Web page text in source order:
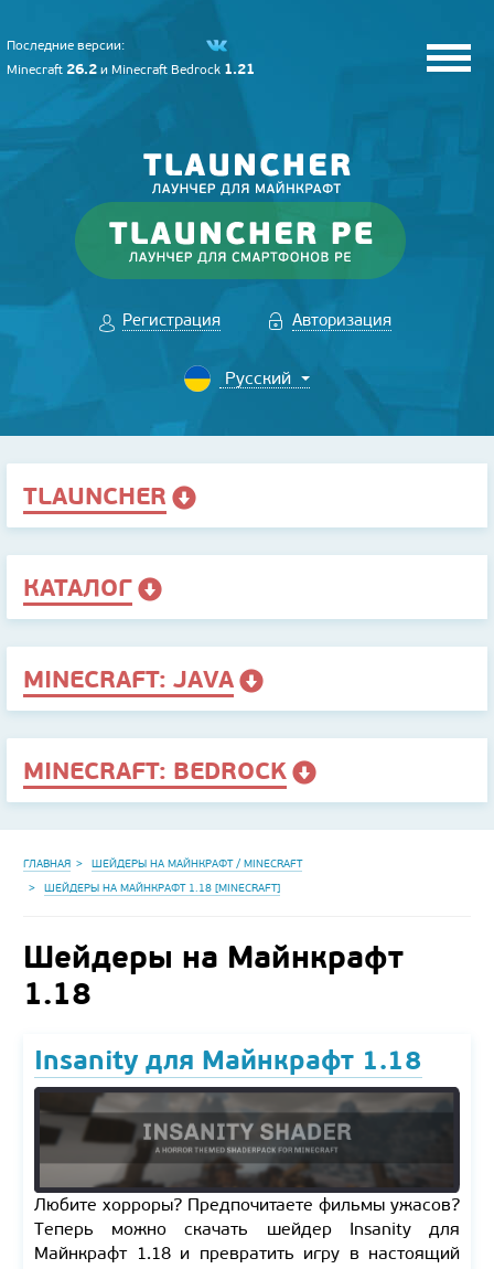
Последние версии:
Minecraft 26.2 и Minecraft Bedrock 1.21
Регистрация Авторизация
TLAUNCHER
КАТАЛОГ
MINECRAFT: JAVA
MINECRAFT: BEDROCK
ГЛАВНАЯ
ШЕЙДЕРЫ НА МАЙНКРАФТ / MINECRAFT
ШЕЙДЕРЫ НА МАЙНКРАФТ 1.18 [MINECRAFT]
Шейдеры на Майнкрафт
1.18
Insanity для Майнкрафт 1.18
Любите хорроры? Предпочитаете фильмы ужасов?
Теперь можно скачать шейдер Insanity для
Майнкрафт 1.18 и превратить игру в настоящий